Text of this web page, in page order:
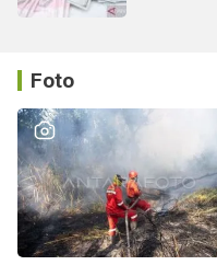
Foto